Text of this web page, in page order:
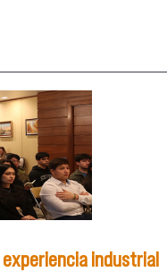
experiencia industrial